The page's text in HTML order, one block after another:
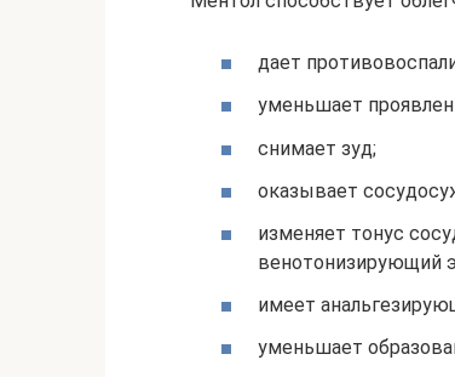
дает
уменьшает
снимает зуд;
оказывает
изменяет тонус
венотонизирующий
имеет
уменьшает